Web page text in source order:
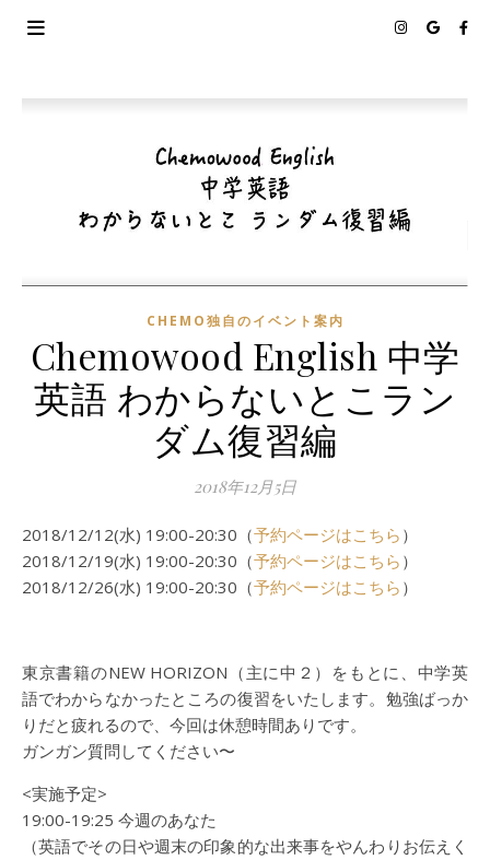
CHEMO独自のイベント案内
Chemowood English 中学
英語 わからないとこラン
ダム復習編
2018年12月5日
2018/12/12(水) 19:00-20:30（予約ページはこちら ）
2018/12/19(水) 19:00-20:30（予約ページはこちら ）
2018/12/26(水) 19:00-20:30（予約ページはこちら ）
東京書籍のNEW HORIZON（主に中２）をもとに、中学英
語でわからなかったところの復習をいたします。勉強ばっか
りだと疲れるので、今回は休憩時間ありです。
ガンガン質問してください〜
<実施予定>
19:00-19:25 今週のあなた
（英語でその日や週末の印象的な出来事をやんわりお伝えく